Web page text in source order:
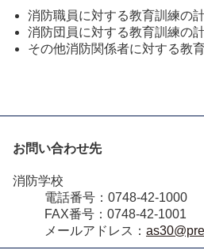
消防職員に対する教育訓練の
消防団員に対する教育訓練の
その他消防関係者に対する教
お問い合わせ先
消防学校
電話番号：0748-42-1000
FAX番号：0748-42-1001
メールアドレス：